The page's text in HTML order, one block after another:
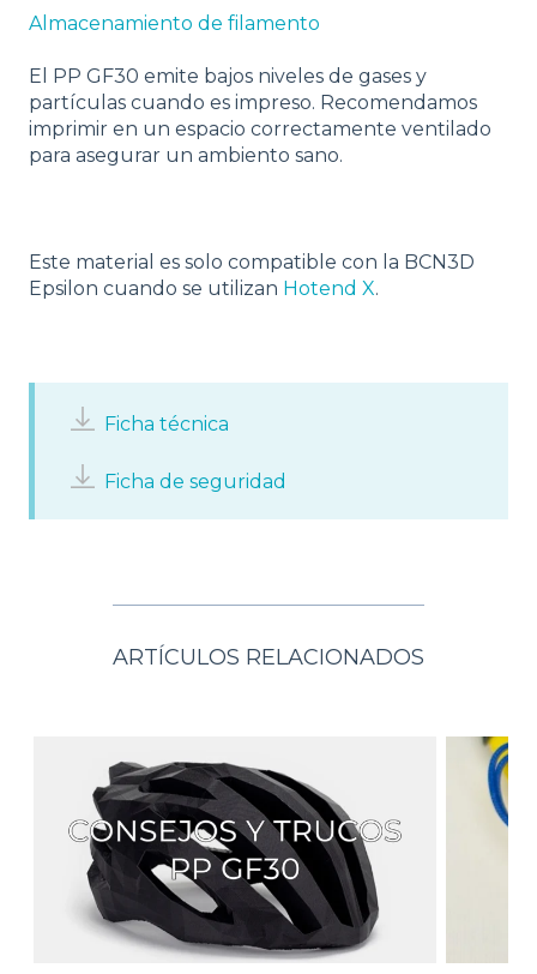
Almacenamiento de filamento
El PP GF30 emite bajos niveles de gases y
partículas cuando es impreso. Recomendamos
imprimir en un espacio correctamente ventilado
para asegurar un ambiento sano.
Este material es solo compatible con la BCN3D
Epsilon cuando se utilizan Hotend X.
Ficha técnica
Ficha de seguridad
ARTÍCULOS RELACIONADOS